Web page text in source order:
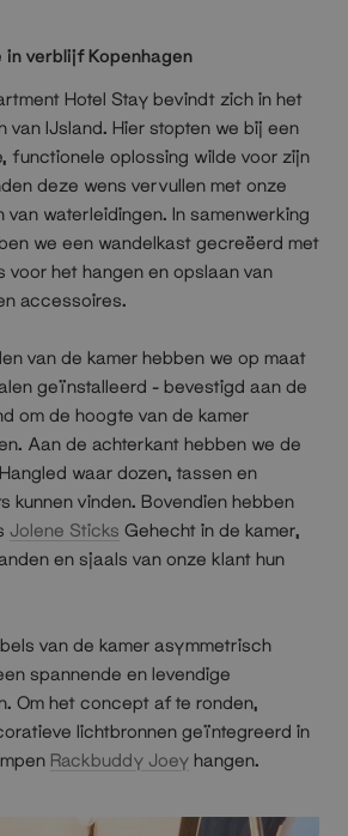
verblijf Kopenhagen
Hotel Stay bevindt zich in het
van IJsland. Hier stopten we bij een
functionele oplossing wilde voor zijn
deze wens vervullen met onze
waterleidingen. In samenwerking
we een wandelkast gecreëerd met
voor het hangen en opslaan van
accessoires.
van de kamer hebben we op maat
geïnstalleerd - bevestigd aan de
om de hoogte van de kamer
Aan de achterkant hebben we de
Hangled waar dozen, tassen en
kunnen vinden. Bovendien hebben
Jolene Sticks Gehecht in de kamer,
en sjaals van onze klant hun
van de kamer asymmetrisch
spannende en levendige
Om het concept af te ronden,
lichtbronnen geïntegreerd in
Rackbuddy Joey hangen.